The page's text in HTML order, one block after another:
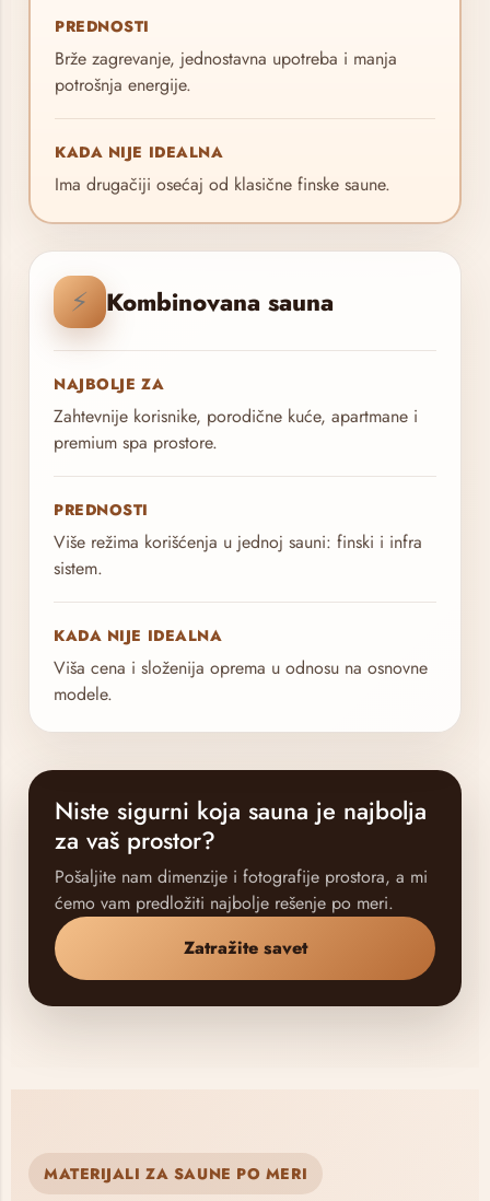
PREDNOSTI
Brže zagrevanje, jednostavna upotreba i manja
potrošnja energije.
KADA NIJE IDEALNA
Ima drugačiji osećaj od klasične finske saune.
⚡ Kombinovana sauna
NAJBOLJE ZA
Zahtevnije korisnike, porodične kuće, apartmane i
premium spa prostore.
PREDNOSTI
Više režima korišćenja u jednoj sauni: finski i infra
sistem.
KADA NIJE IDEALNA
Viša cena i složenija oprema u odnosu na osnovne
modele.
Niste sigurni koja sauna je najbolja
za vaš prostor?
Pošaljite nam dimenzije i fotografije prostora, a mi
ćemo vam predložiti najbolje rešenje po meri.
Zatražite savet
MATERIJALI ZA SAUNE PO MERI